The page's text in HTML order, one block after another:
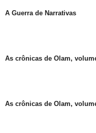
A Guerra de Narrativas
As crônicas de Olam,
As crônicas de Olam,